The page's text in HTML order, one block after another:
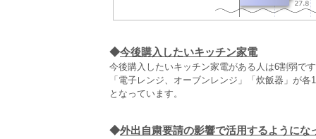
◆今後購入したいキッチン家電
今後購入したいキッチン家電がある人は6割弱で
「電子レンジ、オーブンレンジ」「炊飯器」が
となっています。
◆外出自粛要請の影響で活用するようにな